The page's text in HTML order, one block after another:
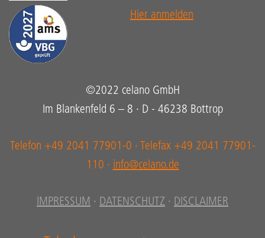
Hier anmelden
©2022 celano GmbH
Im Blankenfeld 6 – 8 · D - 46238 Bottrop
Telefon +49 2041 77901-0 · Telefax +49 2041 77901-
110 · info@celano.de
IMPRESSUM · DATENSCHUTZ · DISCLAIMER